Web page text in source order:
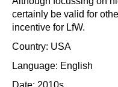
certainly be valid for
incentive for LfW.
Country: USA
Language: English
Date: 2010s